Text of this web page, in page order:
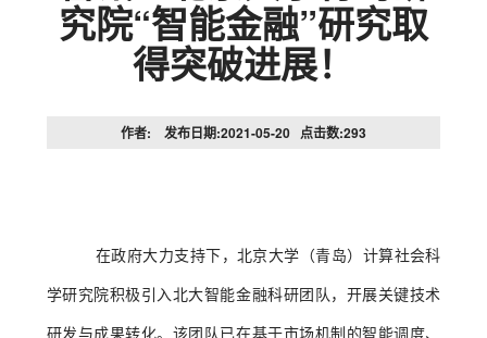
究院“智能金融”研究取
得突破进展！
作者: 发布日期:2021-05-20 点击数:293
在政府大力支持下，北京大学（青岛）计算社会科
学研究院积极引入北大智能金融科研团队，开展关键技术
研发与成果转化。该团队已在基于市场机制的智能调度、